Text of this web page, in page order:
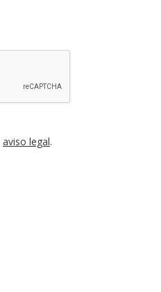
aviso legal.